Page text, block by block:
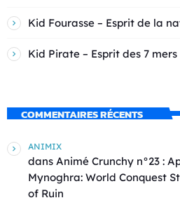
Kid Fourasse – Esprit de la
Kid Pirate – Esprit des 7 mers
COMMENTAIRES RÉCENTS
ANIMIX
dans Animé Crunchy n°23 :
Mynoghra: World Conquest
of Ruin